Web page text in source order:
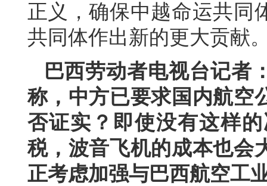
正义，确保中越命运共同
共同体作出新的更大贡献
巴西劳动者电视台记者
称，中方已要求国内航空
否证实？即使没有这样
税，波音飞机的成本也会
正考虑加强与巴西航空工